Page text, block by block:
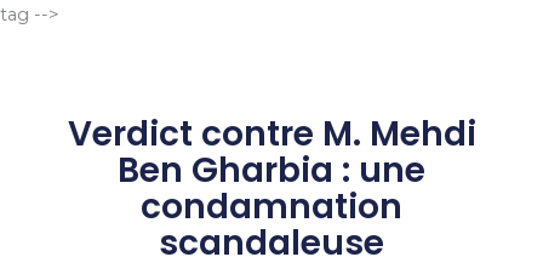
tag -->
Verdict contre M. Mehdi
Ben Gharbia : une
condamnation
scandaleuse